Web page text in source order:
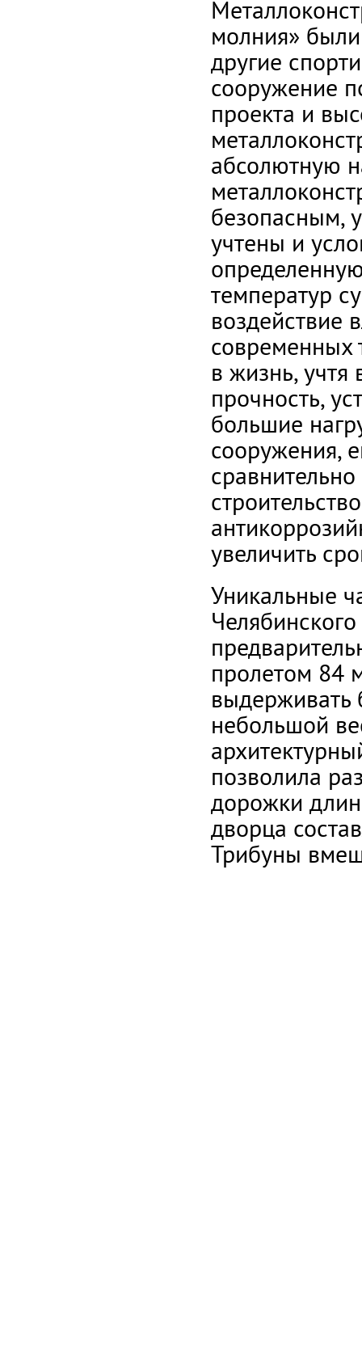
молния»
другие
сооружение
проекта и
абсолютную
безопасным,
учтены и
температур
воздействие
современных
в жизнь,
прочность,
большие
сооружения,
увеличить
Уникальные
пролетом 84
выдерживать
небольшой
позволила
дорожки
дворца
Трибуны